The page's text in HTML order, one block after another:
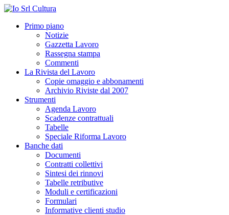
Primo piano
Notizie
Gazzetta Lavoro
Rassegna stampa
Commenti
La Rivista del Lavoro
Copie omaggio e abbonamenti
Archivio Riviste dal 2007
Strumenti
Agenda Lavoro
Scadenze contrattuali
Tabelle
Speciale Riforma Lavoro
Banche dati
Documenti
Contratti collettivi
Sintesi dei rinnovi
Tabelle retributive
Moduli e certificazioni
Formulari
Informative clienti studio